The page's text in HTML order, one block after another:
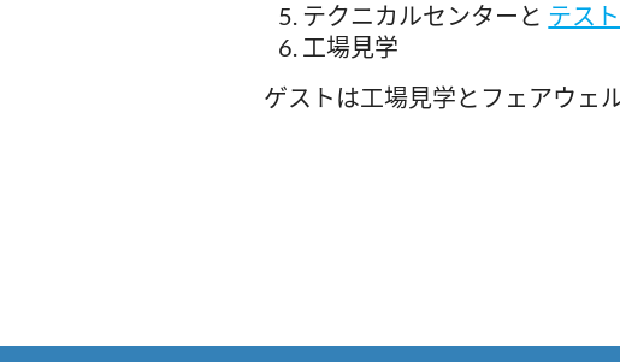
テクニカルセンターと テス
工場見学
ゲストは工場見学とフェアウェ